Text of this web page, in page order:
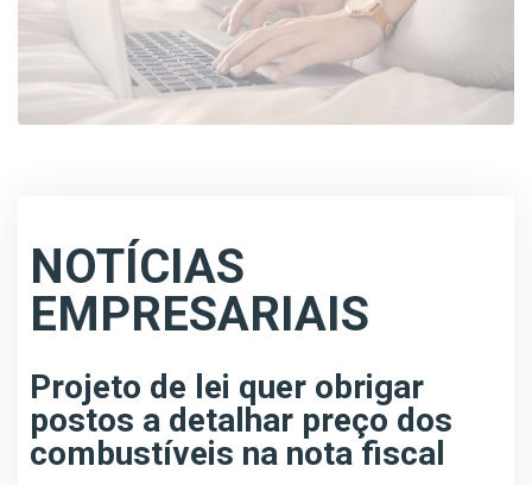
NOTÍCIAS
EMPRESARIAIS
Projeto de lei quer obrigar
postos a detalhar preço dos
combustíveis na nota fiscal